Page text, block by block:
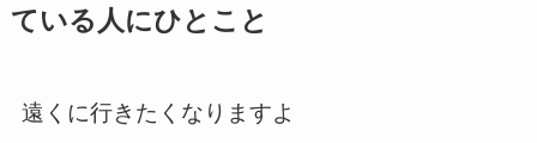
ている人にひとこと
遠くに行きたくなりますよ